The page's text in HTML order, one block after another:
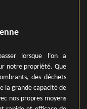
lorsque l’on a
notre propriété. Que
des déchets
la grande capacité de
nos propres moyens